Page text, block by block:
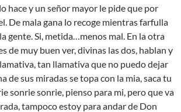
hace y un señor mayor le pide que por
De mala gana lo recoge mientras farfulla
gente. Si, metida…menos mal. En la otra
de muy buen ver, divinas las dos, hablan y
tan llamativa que no puedo dejar
de sus miradas se topa con la mia, saca tu
sonrie sonrie, pienso para mi, pero que va
tampoco estoy para andar de Don